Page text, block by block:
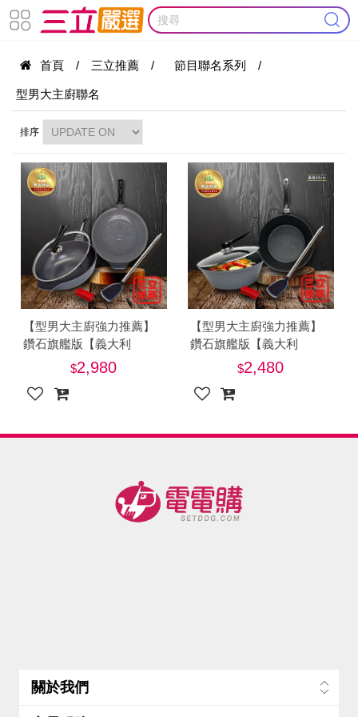
首頁 / 三立推薦 / 節目聯名系列 /
型男大主廚聯名
排序
【型男大主廚強力推薦】
鑽石旗艦版【義大利
CUOCO】專利石墨烯S3-
IH大寶鍋34cm(附蓋)
2,980
【型男大主廚強力推薦】
鑽石旗艦版【義大利
CUOCO】專利石墨烯S3-
IH深煎炒鍋28cm(附蓋)
2,480
關於我們